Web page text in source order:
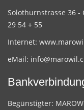
Solothurnstrasse 36 -
29 54 + 55
Internet:
eMail:
Begünstigter: